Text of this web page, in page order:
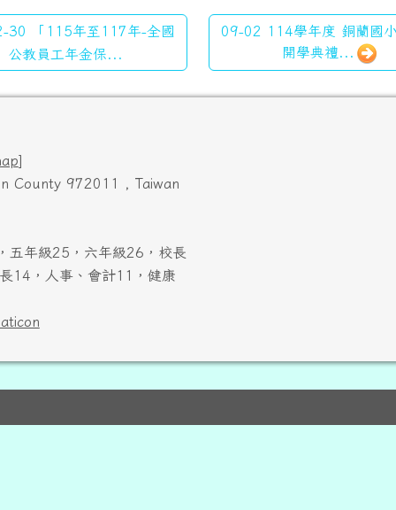
30 「115年至117年-全國
公教員工年金保...
09-02 114學年度 銅蘭國
開學典禮...
]
County 972011 , Taiwan
五年級25，六年級26，校長
14，人事、會計11，健康